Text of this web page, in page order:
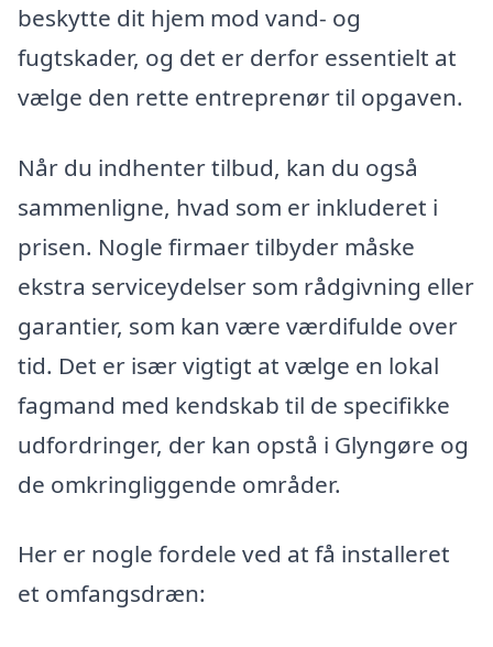
beskytte dit hjem mod vand- og
fugtskader, og det er derfor essentielt at
vælge den rette entreprenør til opgaven.
Når du indhenter tilbud, kan du også
sammenligne, hvad som er inkluderet i
prisen. Nogle firmaer tilbyder måske
ekstra serviceydelser som rådgivning eller
garantier, som kan være værdifulde over
tid. Det er især vigtigt at vælge en lokal
fagmand med kendskab til de specifikke
udfordringer, der kan opstå i Glyngøre og
de omkringliggende områder.
Her er nogle fordele ved at få installeret
et omfangsdræn: